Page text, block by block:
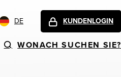
DE KUNDENLOGIN
WONACH SUCHEN SIE?